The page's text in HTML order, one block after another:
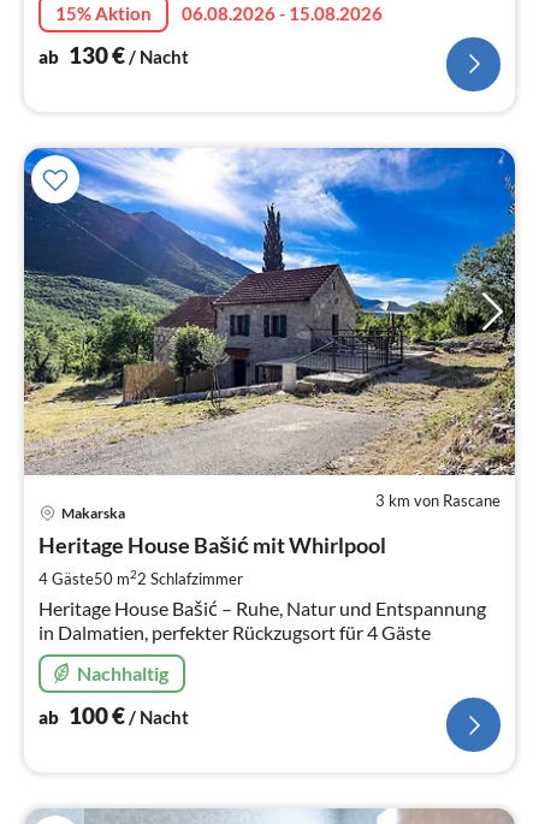
15% Aktion
06.08.2026 - 15.08.2026
ab 130€/ Nacht
3 km von Rascane
Makarska
Heritage House Bašić mit Whirlpool
4 Gäste50 m22 Schlafzimmer
Heritage House Bašić – Ruhe, Natur und Entspannung
in Dalmatien, perfekter Rückzugsort für 4 Gäste
Nachhaltig
ab 100€/ Nacht